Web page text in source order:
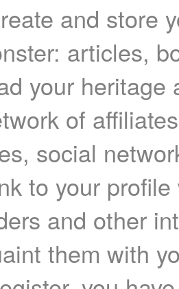
and store
articles,
your heritage
of
social
to your
and other
them with